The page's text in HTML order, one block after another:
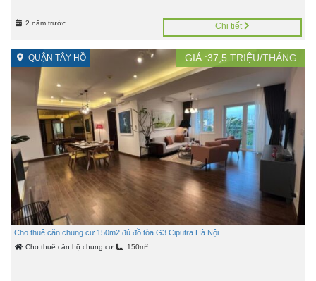
2 năm trước Chi tiết
QUẬN TÂY HỒ GIÁ :37,5 TRIỆU/THÁNG
Cho thuê căn chung cư 150m2 đủ đồ tòa G3 Ciputra Hà Nội
Cho thuê căn hộ chung cư 150m2